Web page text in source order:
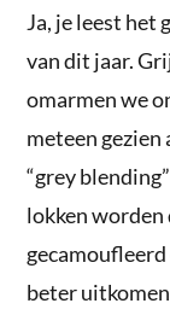
Ja, je leest het
van dit jaar.
omarmen we
meteen gezien
“grey
lokken
beter